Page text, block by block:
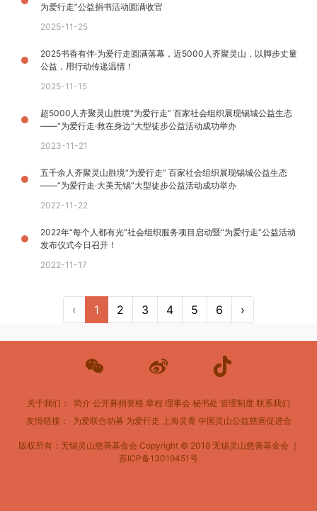
为爱行走”公益捐书活动圆满收官
2025-11-25
2025书香有伴·为爱行走圆满落幕，近5000人齐聚灵山，以脚步丈量
公益，用行动传递温情！
2025-11-15
超5000人齐聚灵山胜境“为爱行走” 百家社会组织展现锡城公益生态
——“为爱行走·救在身边”大型徒步公益活动成功举办
2023-11-21
五千余人齐聚灵山胜境“为爱行走” 百家社会组织展现锡城公益生态
——“为爱行走·大美无锡”大型徒步公益活动成功举办
2022-11-22
2022年“每个人都有光”社会组织服务项目启动暨“为爱行走”公益活动
发布仪式今日召开！
2022-11-17
‹ 1 2 3 4 5 6 ›
关于我们： 简介 公开募捐资格 章程 理事会 秘书处 管理制度 联系我们
友情链接： 为爱联合劝募 为爱行走 上海灵青 中国灵山公益慈善促进会
版权所有：无锡灵山慈善基金会 Copyright © 2019 无锡灵山慈善基金会 ｜
苏ICP备13019451号